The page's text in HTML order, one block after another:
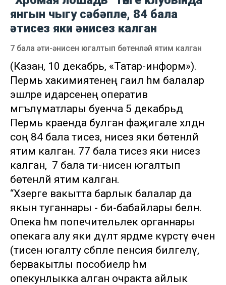
янгын чыгу сәбәпле, 84 бала
әтисез яки әнисез калган
7 бала әти-әнисен югалтып бөтенләй ятим калган
(Казан, 10 декабрь, «Татар-информ»).
Пермь хакимиятенең гаилә һәм балалар
эшләре идарәсенең оператив
мәгълүматлары буенча 5 декабрьдә
Пермь краенда булган фаҗигале хәлдән
соң 84 бала әтисез, әнисез яки бөтенләй
ятим калган. 77 бала әтисез яки әнисез
калган, ә 7 бала әти-әнисен югалтып
бөтенләй ятим калган.
“Хәзерге вакытта барлык балалар да
якын туганнары - әби-бабайлары белән.
Опека һәм попечительлек органнары
опекага алу яки дәүләт ярдәме күрсәтү өчен
(әтисен югалту сәбәпле пенсия билгеләү,
бервакытлы пособиеләр һәм
опекунлыкка алган очракта айлык